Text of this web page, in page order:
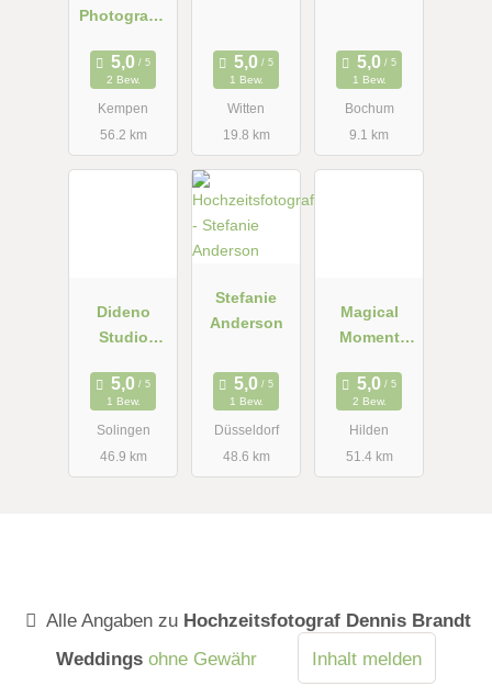
Photograph
2 Bew.
Kempen
56.2 km
1 Bew.
Witten
19.8 km
1 Bew.
Bochum
9.1 km
Dideno
Studio
1 Bew.
Solingen
46.9 km
Stefanie
Anderson
1 Bew.
Düsseldorf
48.6 km
Magical
Moment
deo
2 Bew.
Hilden
51.4 km
Alle Angaben zu Hochzeitsfotograf Dennis Brandt
Weddings ohne Gewähr Inhalt melden